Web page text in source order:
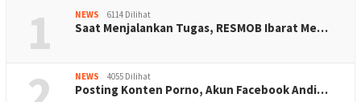
1 NEWS 6114 Dilihat
Saat Menjalankan Tugas, RESMOB Ibarat Me…
NEWS 4055 Dilihat
Posting Konten Porno, Akun Facebook Andi…